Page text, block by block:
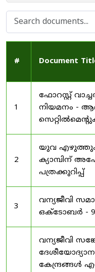
# Document
1
ഫോറസ്റ്റ്
നിയമനം -
2
യുവ
ക്യാമ്പിന്
പത്രക്കുറിപ്പ്
3
വന്യജീവി
ഒക്ടോബർ -
വന്യജീവി
കേന്ദ്രങ്ങൾ